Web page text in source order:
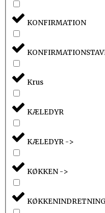
KONFIRMATION
Krus
KÆLEDYR
KÆLEDYR ->
KØKKEN ->